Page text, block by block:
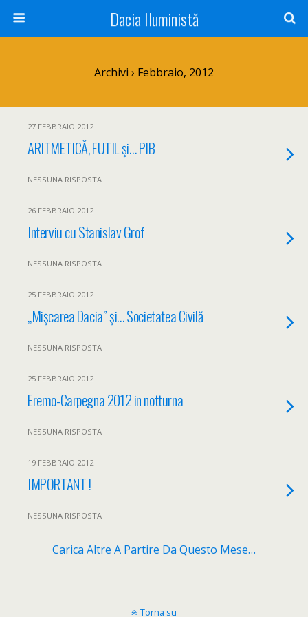
Dacia Iluministă
Archivi › Febbraio, 2012
27 FEBBRAIO 2012
ARITMETICĂ, FUTIL şi… PIB
NESSUNA RISPOSTA
26 FEBBRAIO 2012
Interviu cu Stanislav Grof
NESSUNA RISPOSTA
25 FEBBRAIO 2012
„Mişcarea Dacia” şi… Societatea Civilă
NESSUNA RISPOSTA
25 FEBBRAIO 2012
Eremo-Carpegna 2012 in notturna
NESSUNA RISPOSTA
19 FEBBRAIO 2012
IMPORTANT !
NESSUNA RISPOSTA
Carica Altre A Partire Da Questo Mese…
Torna su